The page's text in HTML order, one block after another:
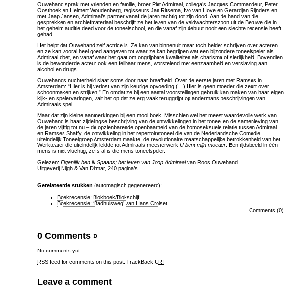
Ouwehand sprak met vrienden en familie, broer Piet Admiraal, collega’s Jacques Commandeur, Peter
Oosthoek en Helmert Woudenberg, regisseurs Jan Ritsema, Ivo van Hove en Gerardjan Rijnders en
met Jaap Jansen, Admiraal’s partner vanaf de jaren tachtig tot zijn dood. Aan de hand van die
gesprekken en archiefmateriaal beschrijft ze het leven van de veldwachterszoon uit de Betuwe die in
het geheim auditie deed voor de toneelschool, en die vanaf zijn debuut nooit een slechte recensie heeft
gehad.
Het helpt dat Ouwehand zelf actrice is. Ze kan van binnenuit maar toch helder schrijven over acteren
en ze kan vooral heel goed aangeven tot waar ze kan begrijpen wat een bijzondere toneelspeler als
Admiraal doet, en vanaf waar het gaat om ongrijpbare kwaliteiten als charisma of sierlijkheid. Bovendien
is de bewonderde acteur ook een feilbaar mens, worstelend met eenzaamheid en verslaving aan
alcohol en drugs.
Ouwehands nuchterheid slaat soms door naar braafheid. Over de eerste jaren met Ramses in
Amsterdam: “Hier is hij verlost van zijn keurige opvoeding (…) Hier is geen moeder die zeurt over
schoonmaken en strijken.” En omdat ze bij een aantal voorstellingen gebruik kan maken van haar eigen
kijk- en spelervaringen, valt het op dat ze erg vaak teruggrijpt op andermans beschrijvingen van
Admiraals spel.
Maar dat zijn kleine aanmerkingen bij een mooi boek. Misschien wel het meest waardevolle werk van
Ouwehand is haar zijdelingse beschrijving van de ontwikkelingen in het toneel en de samenleving van
de jaren vijftig tot nu – de opzienbarende openbaarheid van de homoseksuele relatie tussen Admiraal
en Ramses Shaffy, de ontwikkeling in het repertoiretoneel die van de Nederlandsche Comedie
uiteindelijk Toneelgroep Amsterdam maakte, de revolutionaire maatschappelijke betrokkenheid van het
Werkteater die uiteindelijk leidde tot Admiraals meesterwerk U bent mijn moeder . Een tijdsbeeld in één
mens is niet vluchtig, zelfs al is die mens toneelspeler.
Gelezen: Eigenlijk ben ik Spaans; het leven van Joop Admiraalvan Roos Ouwehand
Uitgeverij Nijgh & Van Ditmar, 240 pagina’s
Gerelateerde stukken (automagisch gegenereerd):
Boekrecensie: Blokboek/Blokschijf
Boekrecensie: ‘Badhuisweg’ van Hans Croiset
Comments (0)
0 Comments »
No comments yet.
RSS feed for comments on this post. TrackBack URI
Leave a comment